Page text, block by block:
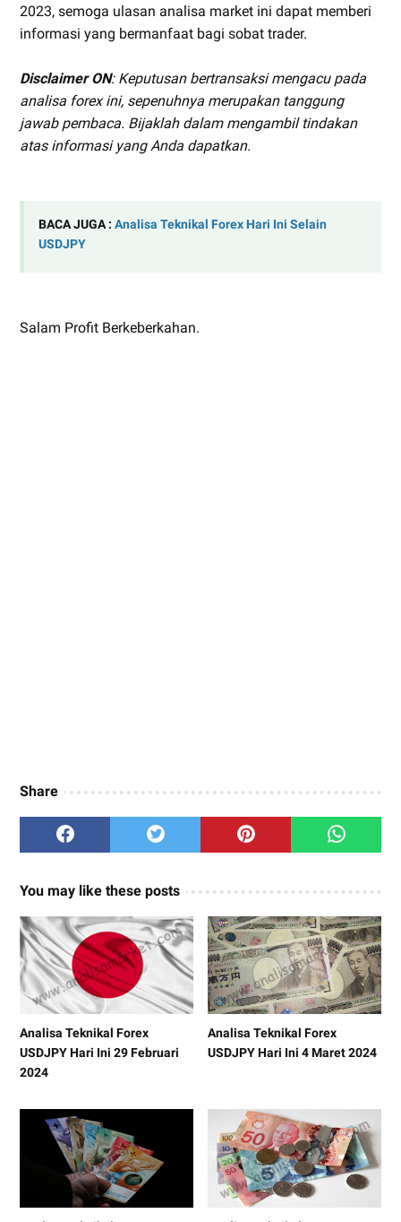
2023, semoga ulasan analisa market ini dapat memberi
informasi yang bermanfaat bagi sobat trader.
Disclaimer ON: Keputusan bertransaksi mengacu pada
analisa forex ini, sepenuhnya merupakan tanggung
jawab pembaca. Bijaklah dalam mengambil tindakan
atas informasi yang Anda dapatkan.
BACA JUGA : Analisa Teknikal Forex Hari Ini Selain
USDJPY
Salam Profit Berkeberkahan.
Share
You may like these posts
Analisa Teknikal Forex
USDJPY Hari Ini 29 Februari
2024
Analisa Teknikal Forex
USDJPY Hari Ini 4 Maret 2024